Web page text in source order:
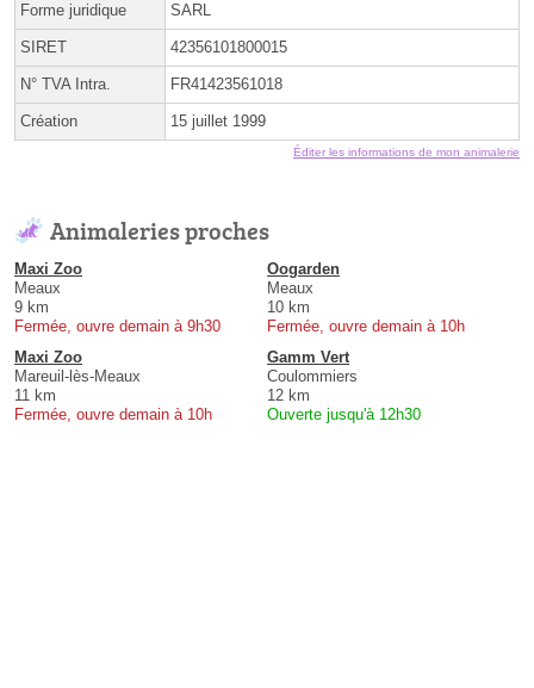
Forme juridique SARL
SIRET 42356101800015
N° TVA Intra. FR41423561018
Création 15 juillet 1999
Éditer les informations de mon animalerie
Animaleries proches
Maxi Zoo
Meaux
9 km
Fermée, ouvre demain à 9h30
Oogarden
Meaux
10 km
Fermée, ouvre demain à 10h
Maxi Zoo
Mareuil-lès-Meaux
11 km
Fermée, ouvre demain à 10h
Gamm Vert
Coulommiers
12 km
Ouverte jusqu'à 12h30